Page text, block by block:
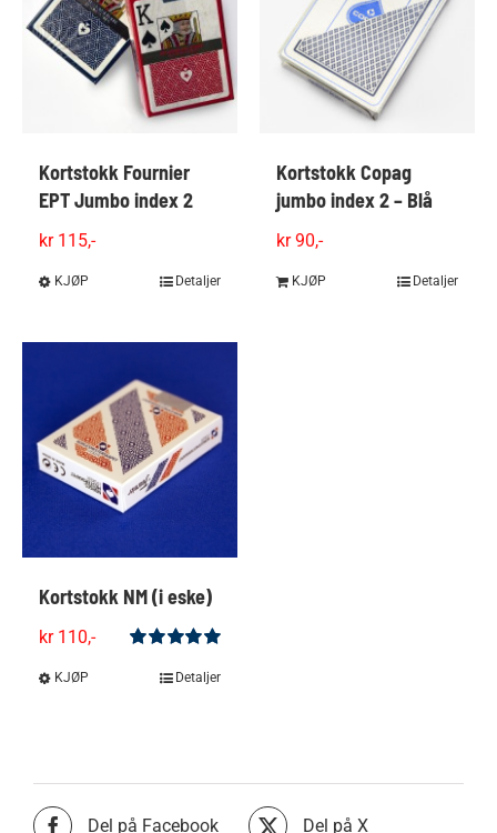
Kortstokk Fournier
EPT Jumbo index 2
kr115,-
KJØP
har
varianter.
Alternativene
kan
velges
på
Detaljer
Kortstokk Copag
jumbo index 2 – Blå
kr90,-
KJØP Detaljer
Kortstokk NM (i eske)
kr110,-
KJØP
varianter.
Alternativene
Detaljer
Del på Facebook Del på X